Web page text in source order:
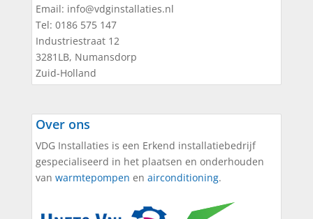
Email: info@vdginstallaties.nl
Tel: 0186 575 147
Industriestraat 12
3281LB, Numansdorp
Zuid-Holland
Over ons
VDG Installaties is een Erkend installatiebedrijf
gespecialiseerd in het plaatsen en onderhouden
van warmtepompen en airconditioning.